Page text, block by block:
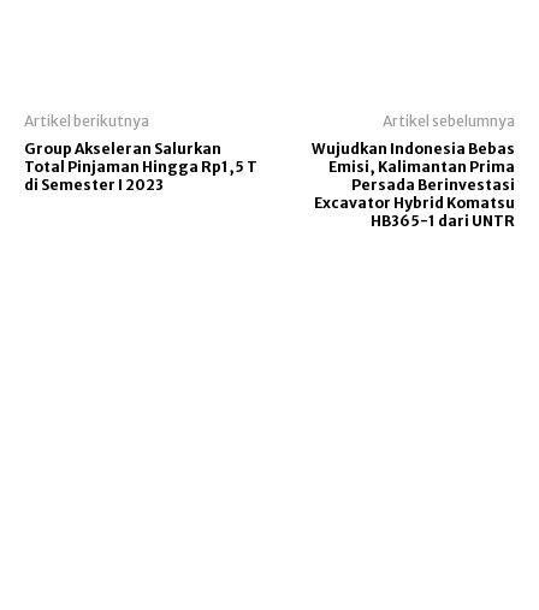
Artikel berikutnya
Group Akseleran Salurkan
Total Pinjaman Hingga Rp1,5 T
di Semester I 2023
Artikel sebelumnya
Wujudkan Indonesia Bebas
Emisi, Kalimantan Prima
Persada Berinvestasi
Excavator Hybrid Komatsu
HB365-1 dari UNTR